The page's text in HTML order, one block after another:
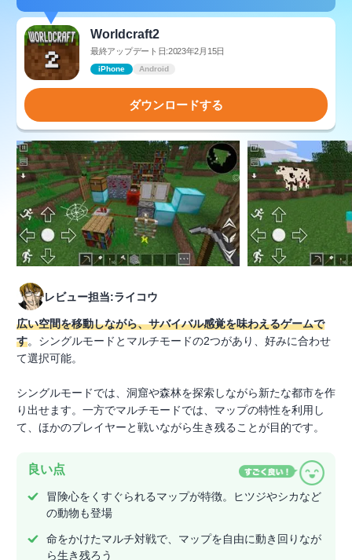
Worldcraft2
最終アップデート日:2023年2月15日
iPhone Android
ダウンロードする
レビュー担当:ライコウ
広い空間を移動しながら、サバイバル感覚を味わえるゲームで
す。シングルモードとマルチモードの2つがあり、好みに合わせ
て選択可能。
シングルモードでは、洞窟や森林を探索しながら新たな都市を作
り出せます。一方でマルチモードでは、マップの特性を利用し
て、ほかのプレイヤーと戦いながら生き残ることが目的です。
良い点
冒険心をくすぐられるマップが特徴。ヒツジやシカなど
の動物も登場
命をかけたマルチ対戦で、マップを自由に動き回りなが
ら生き残ろう